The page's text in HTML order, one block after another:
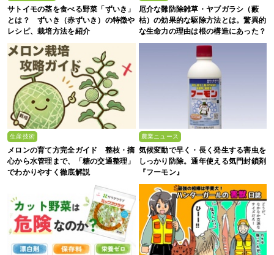
サトイモの茎を食べる野菜「ずいき」
とは？ ずいき（赤ずいき）の特徴や
レシピ、栽培方法を紹介
厄介な難防除雑草・ヤブガラシ（藪
枯）の効果的な駆除方法とは。驚異的
な生命力の理由は根の構造にあった？
生産技術
メロンの育て方完全ガイド 整枝・摘
心から水管理まで、「糖の交通整理」
でわかりやすく徹底解説
農業ニュース
気候変動で早く・長く発生する害虫を
しっかり防除。通年使える気門封鎖剤
『フーモン』